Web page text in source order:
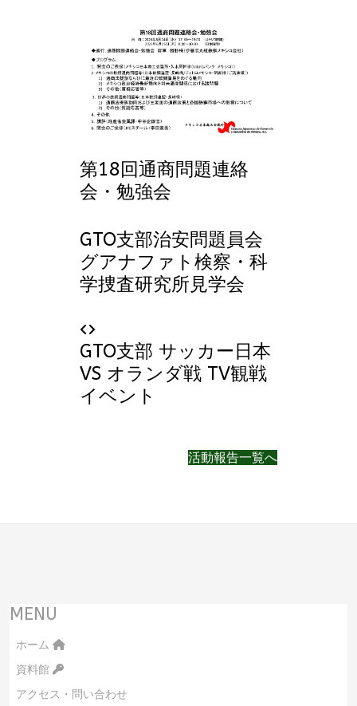
第18回通商問題連絡
会・勉強会
GTO支部治安問題員会
グアナファト検察・科
学捜査研究所見学会
GTO支部 サッカー日本
VS オランダ戦 TV観戦
イベント
活動報告一覧へ
MENU
ホーム
資料館
アクセス・問い合わせ